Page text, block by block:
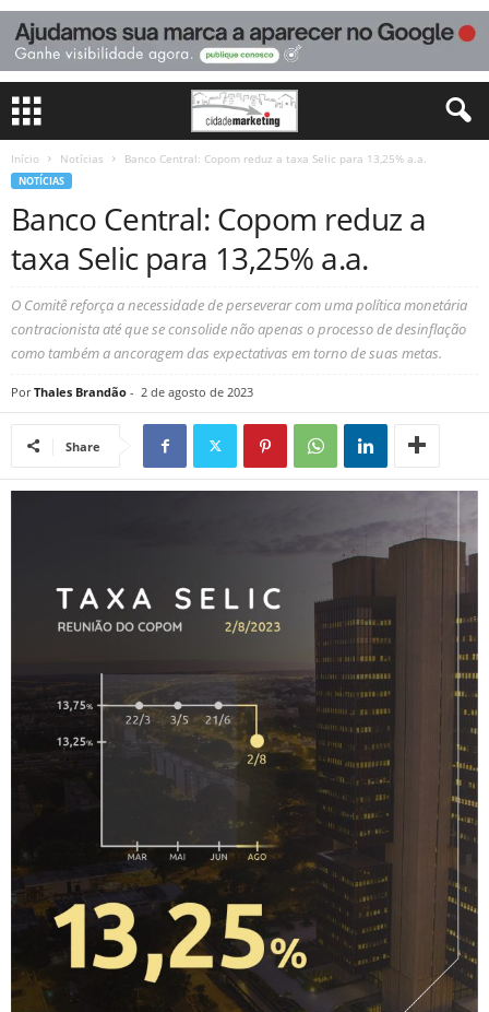
Início Notícias Banco Central: Copom reduz a taxa Selic para 13,25% a.a.
NOTÍCIAS
Banco Central: Copom reduz a
taxa Selic para 13,25% a.a.
O Comitê reforça a necessidade de perseverar com uma política monetária
contracionista até que se consolide não apenas o processo de desinflação
como também a ancoragem das expectativas em torno de suas metas.
Por Thales Brandão - 2 de agosto de 2023
Share